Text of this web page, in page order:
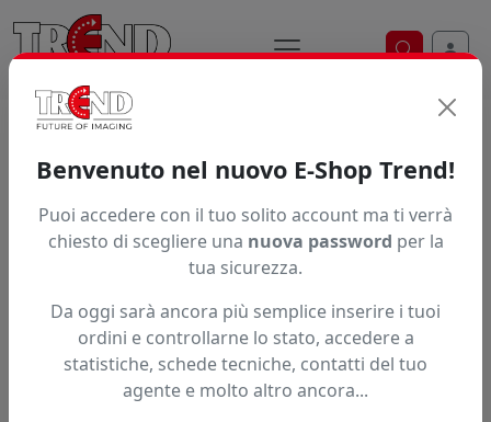
Ricerca
Articolo non trovato.
Hai trovato questo prodotto ad un prezzo più basso?
Fai una segnalazione
Benvenuto nel nuovo E-Shop Trend!
Puoi accedere con il tuo solito account ma ti verrà
chiesto di scegliere una nuova password per la
tua sicurezza.
Da oggi sarà ancora più semplice inserire i tuoi
ordini e controllarne lo stato, accedere a
statistiche, schede tecniche, contatti del tuo
agente e molto altro ancora...